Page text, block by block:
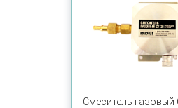
Смеситель газовый